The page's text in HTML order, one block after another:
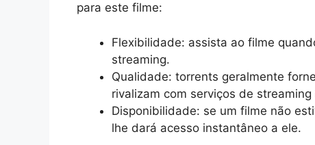
para este filme:
Flexibilidade: assista ao filme
streaming.
Qualidade: torrents geralmente
rivalizam com serviços de
Disponibilidade: se um filme não
lhe dará acesso instantâneo a ele.